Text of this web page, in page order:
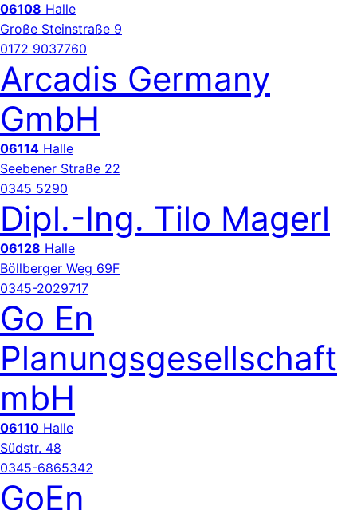
06108 Halle
Große Steinstraße 9
0172 9037760
Arcadis Germany
GmbH
06114 Halle
Seebener Straße 22
0345 5290
Dipl.-Ing. Tilo Magerl
06128 Halle
Böllberger Weg 69F
0345-2029717
Go En
Planungsgesellschaft
mbH
06110 Halle
Südstr. 48
0345-6865342
GoEn